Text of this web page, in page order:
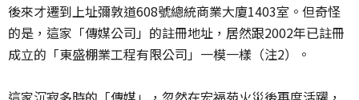
後來才遷到上址彌敦道608號總統商業大廈1403室。但奇怪
的是，這家「傳媒公司」的註冊地址，居然跟2002年已註冊
成立的「東盛棚業工程有限公司」一模一樣（注2）。